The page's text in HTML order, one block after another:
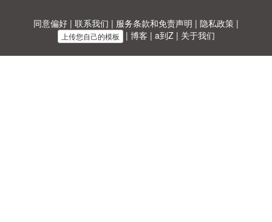
同意偏好 | 联系我们 | 服务条款和免责声明 | 隐私政策 |
上传您自己的模板 | 博客 | a到Z| 关于我们